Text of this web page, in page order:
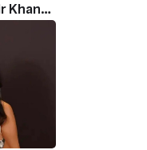
Khan